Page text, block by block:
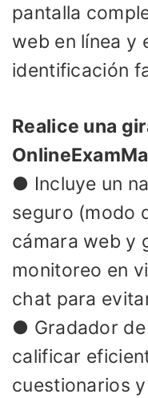
pantalla
web en línea y
identificación
Realice una
● Incluye un
seguro (modo
cámara web y
monitoreo en
chat para
● Gradador de
calificar
cuestionarios